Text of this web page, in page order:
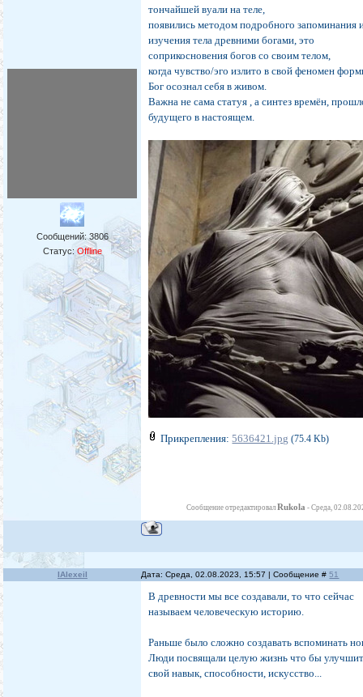
Сообщений:3806
Статус:Offline
тончайшей вуали на теле,
появились методом подробного запоминания
изучения тела древними богами, это
соприкосновения богов со своим телом,
когда чувство/эго излито в свой феномен
Бог осознал себя в живом.
Важна не сама статуя , а синтез времён,
будущего в настоящем.
Прикрепления:5636421.jpg (75.4 Kb)
Сообщение отредактировалRukola -Среда,
IAlexeiI Дата: Среда, 02.08.2023, 15:57 | Сообщение #51
В древности мы все создавали, то что сейчас
называем человеческую историю.
Раньше было сложно создавать вспоминать
Люди посвящали целую жизнь что бы
свой навык, способности, искусство...